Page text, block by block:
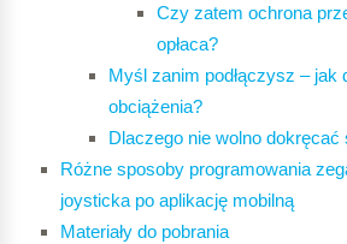
Czy zatem ochrona
opłaca?
Myśl zanim podłączysz – jak
obciążenia?
Dlaczego nie wolno dokręcać
Różne sposoby programowania
joysticka po aplikację mobilną
Materiały do pobrania